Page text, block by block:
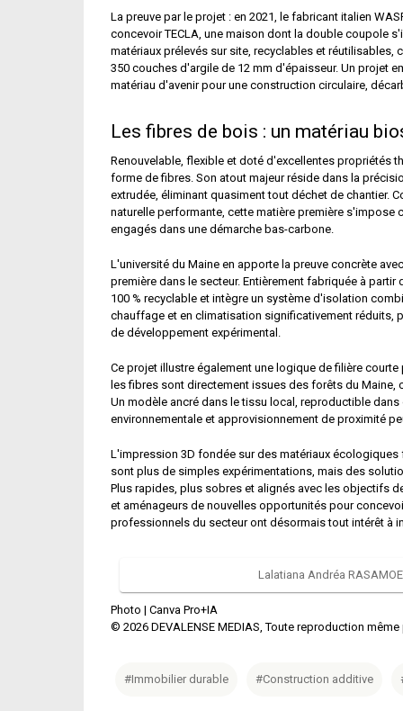
La preuve par le projet : en 2021, le fabricant italien
concevoir TECLA, une maison dont la double coupole
matériaux prélevés sur site, recyclables et
350 couches d'argile de 12 mm d'épaisseur. Un projet
matériau d'avenir pour une construction circulaire,
Les fibres de bois : un matériau
Renouvelable, flexible et doté d'excellentes propriétés
forme de fibres. Son atout majeur réside dans la
extrudée, éliminant quasiment tout déchet de chantier.
naturelle performante, cette matière première
engagés dans une démarche bas-carbone.
L'université du Maine en apporte la preuve concrète
première dans le secteur. Entièrement fabriquée à
100 % recyclable et intègre un système d'isolation
chauffage et en climatisation significativement réduits,
de développement expérimental.
Ce projet illustre également une logique de filière
les fibres sont directement issues des forêts du
Un modèle ancré dans le tissu local, reproductible
environnementale et approvisionnement de proximité
L'impression 3D fondée sur des matériaux
sont plus de simples expérimentations, mais des
Plus rapides, plus sobres et alignés avec les objectifs
et aménageurs de nouvelles opportunités pour
professionnels du secteur ont désormais tout intérêt à
Lalatiana Andréa
Photo | Canva Pro+IA
© 2026 DEVALENSE MEDIAS, Toute reproduction
#Immobilier durable #Construction additive